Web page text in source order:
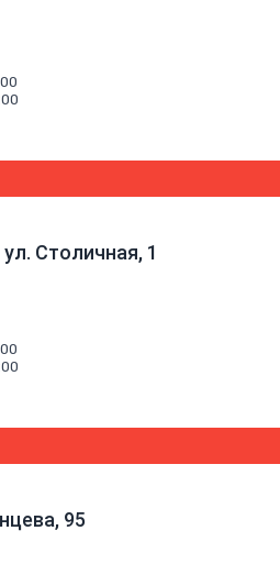
светильники
розетки
установка (встраиваемая)
защитного
тока)
для электрических щитов
щиты и минибоксы
для удлинителей
Столичная, 1
95